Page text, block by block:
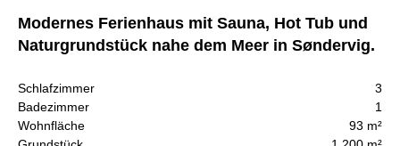
Modernes Ferienhaus mit Sauna, Hot Tub und
Naturgrundstück nahe dem Meer in Søndervig.
Schlafzimmer
3
Badezimmer
1
Wohnfläche
93 m²